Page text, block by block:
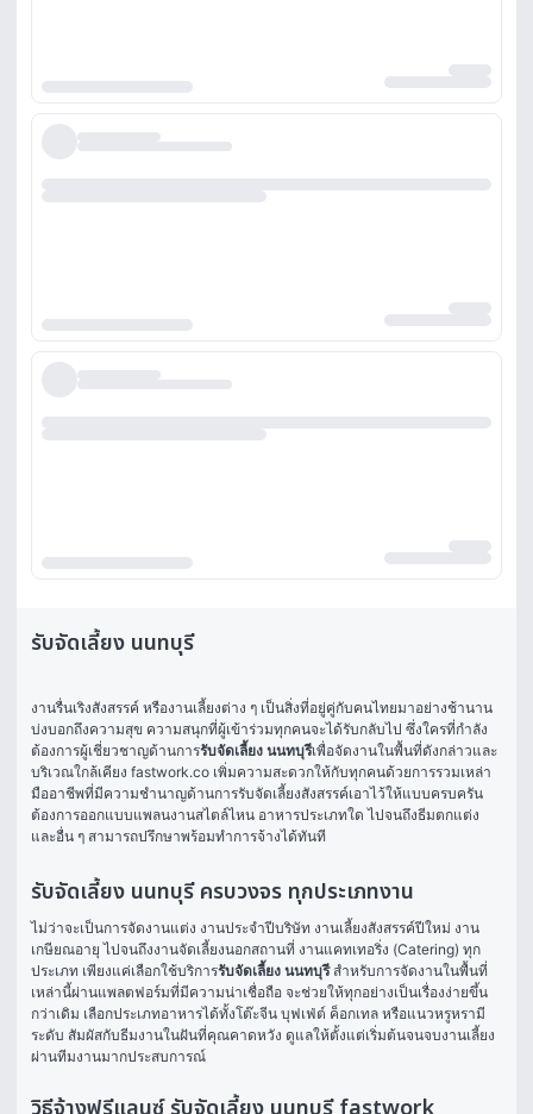
รับจัดเลี้ยง นนทบุรี
งานรื่นเริงสังสรรค์ หรืองานเลี้ยงต่าง ๆ เป็นสิ่งที่อยู่คู่กับคนไทยมาอย่างช้านาน
บ่งบอกถึงความสุข ความสนุกที่ผู้เข้าร่วมทุกคนจะได้รับกลับไป ซึ่งใครที่กำลัง
ต้องการผู้เชี่ยวชาญด้านการรับจัดเลี้ยง นนทบุรีเพื่อจัดงานในพื้นที่ดังกล่าวและ
บริเวณใกล้เคียง fastwork.co เพิ่มความสะดวกให้กับทุกคนด้วยการรวมเหล่า
มืออาชีพที่มีความชำนาญด้านการรับจัดเลี้ยงสังสรรค์เอาไว้ให้แบบครบครัน
ต้องการออกแบบแพลนงานสไตล์ไหน อาหารประเภทใด ไปจนถึงธีมตกแต่ง
และอื่น ๆ สามารถปรึกษาพร้อมทำการจ้างได้ทันที
รับจัดเลี้ยง นนทบุรี ครบวงจร ทุกประเภทงาน
ไม่ว่าจะเป็นการจัดงานแต่ง งานประจำปีบริษัท งานเลี้ยงสังสรรค์ปีใหม่ งาน
เกษียณอายุ ไปจนถึงงานจัดเลี้ยงนอกสถานที่ งานแคทเทอริ่ง (Catering) ทุก
ประเภท เพียงแค่เลือกใช้บริการรับจัดเลี้ยง นนทบุรี สำหรับการจัดงานในพื้นที่
เหล่านี้ผ่านแพลตฟอร์มที่มีความน่าเชื่อถือ จะช่วยให้ทุกอย่างเป็นเรื่องง่ายขึ้น
กว่าเดิม เลือกประเภทอาหารได้ทั้งโต๊ะจีน บุฟเฟ่ต์ ค็อกเทล หรือแนวหรูหรามี
ระดับ สัมผัสกับธีมงานในฝันที่คุณคาดหวัง ดูแลให้ตั้งแต่เริ่มต้นจนจบงานเลี้ยง
ผ่านทีมงานมากประสบการณ์